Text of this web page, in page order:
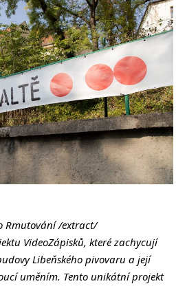
Rmutování /extract/
VideoZápisků, které zachycují
Libeňského pivovaru a její
uměním. Tento unikátní projekt